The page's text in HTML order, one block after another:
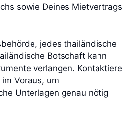
sowie Deines Mietvertrags
jedes thailändische
Botschaft kann
verlangen. Kontaktiere
Voraus, um
Unterlagen genau nötig